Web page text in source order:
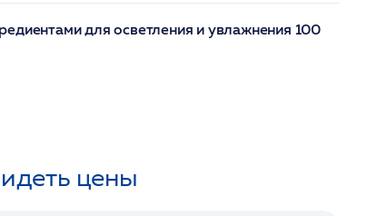
для осветления и увлажнения 100
цены